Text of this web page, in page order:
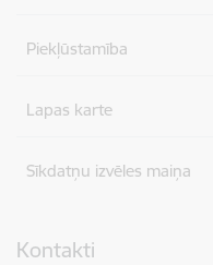
Piekļūstamība
Lapas karte
Sīkdatņu izvēles maiņa
Kontakti